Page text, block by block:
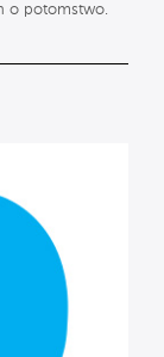
o potomstwo.